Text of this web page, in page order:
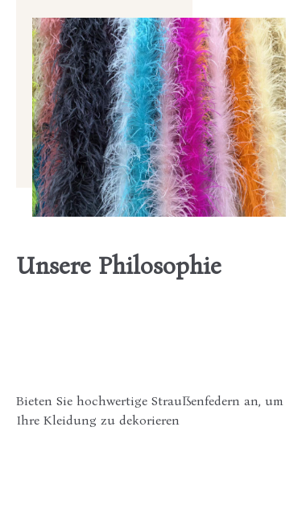
Unsere Philosophie
Bieten Sie hochwertige Straußenfedern an, um
Ihre Kleidung zu dekorieren